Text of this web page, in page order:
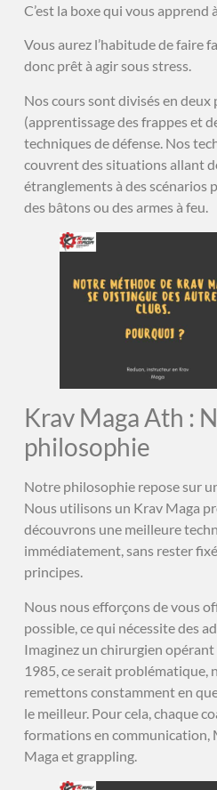
C’est la boxe qui vous apprend
Vous aurez l’habitude de faire
donc prêt à agir sous stress.
Nos cours sont divisés en deux
(apprentissage des frappes et
techniques de défense. Nos
couvrent des situations allant
étranglements à des scénarios
des bâtons ou des armes à feu.
Krav Maga Ath :
philosophie
Notre philosophie repose sur
Nous utilisons un Krav Maga
découvrons une meilleure
immédiatement, sans rester
principes.
Nous nous efforçons de vous
possible, ce qui nécessite des
Imaginez un chirurgien
1985, ce serait problématique,
remettons constamment en
le meilleur. Pour cela, chaque
formations en communication,
Maga et grappling.